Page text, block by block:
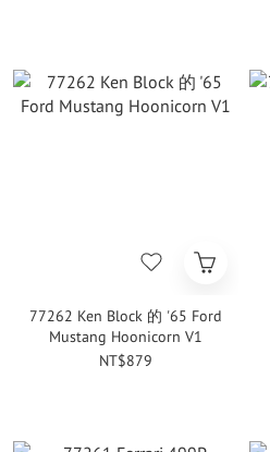
77262 Ken Block 的 '65 Ford
Mustang Hoonicorn V1
NT$879